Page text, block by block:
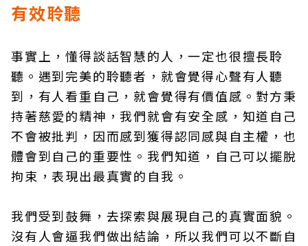
有效聆聽
事實上，懂得談話智慧的人，一定也很擅長聆
聽。遇到完美的聆聽者，就會覺得心聲有人聽
到，有人看重自己，就會覺得有價值感。對方秉
持著慈愛的精神，我們就會有安全感，知道自己
不會被批判，因而感到獲得認同感與自主權，也
體會到自己的重要性。我們知道，自己可以擺脫
拘束，表現出最真實的自我。
我們受到鼓舞，去探索與展現自己的真實面貌。
沒有人會逼我們做出結論，所以我們可以不斷自